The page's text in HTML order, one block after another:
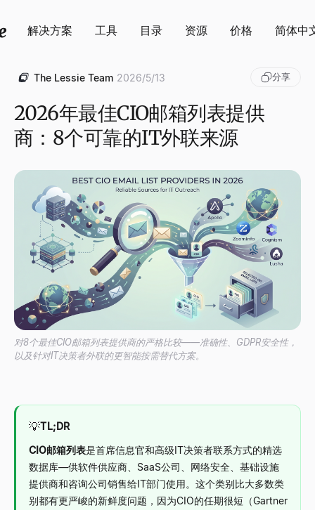
解决方案 工具 目录 资源 价格 简体中
The Lessie Team 2026/5/13 分享
2026年最佳CIO邮箱列表提供
商：8个可靠的IT外联来源
对8个最佳CIO邮箱列表提供商的严格比较——准确性、GDPR安全性，
以及针对IT决策者外联的更智能按需替代方案。
💡TL;DR
CIO邮箱列表是首席信息官和高级IT决策者联系方式的精选
数据库—供软件供应商、SaaS公司、网络安全、基础设施
提供商和咨询公司销售给IT部门使用。这个类别比大多数类
别都有更严峻的新鲜度问题，因为CIO的任期很短（Gartner